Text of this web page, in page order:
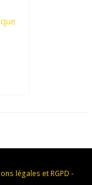
légales et RGPD -